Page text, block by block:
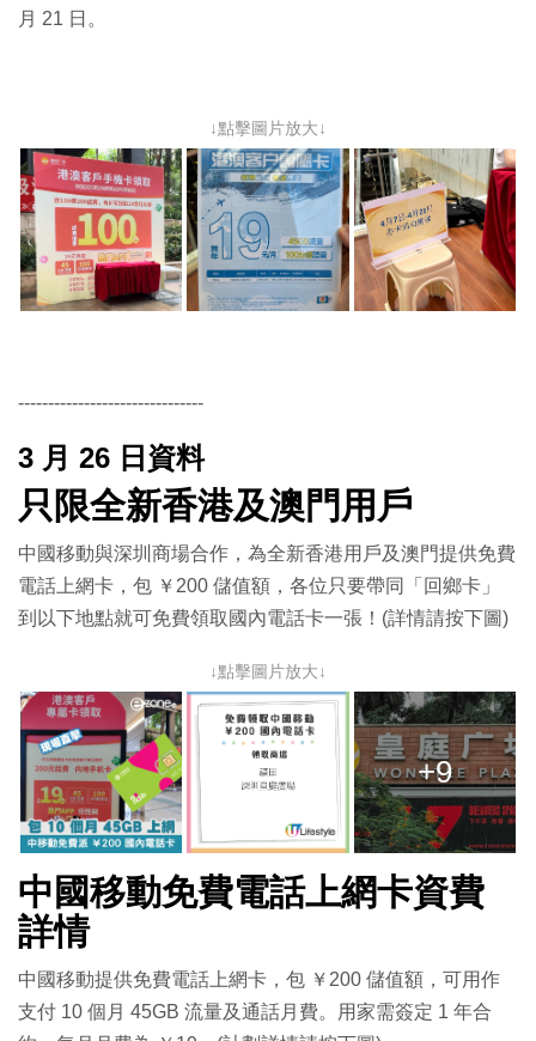
月 21 日。
↓點擊圖片放大↓
-------------------------------
3 月 26 日資料
只限全新香港及澳門用戶
中國移動與深圳商場合作，為全新香港用戶及澳門提供免費
電話上網卡，包 ￥200 儲值額，各位只要帶同「回鄉卡」
到以下地點就可免費領取國內電話卡一張！(詳情請按下圖)
↓點擊圖片放大↓
+9
中國移動免費電話上網卡資費
詳情
中國移動提供免費電話上網卡，包 ￥200 儲值額，可用作
支付 10 個月 45GB 流量及通話月費。用家需簽定 1 年合